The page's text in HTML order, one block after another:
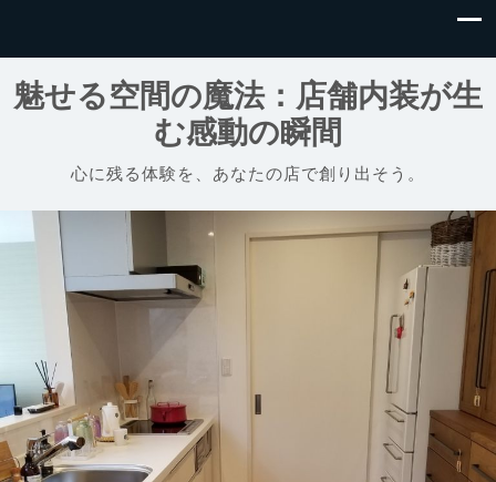
魅せる空間の魔法：店舗内装が生
む感動の瞬間
心に残る体験を、あなたの店で創り出そう。